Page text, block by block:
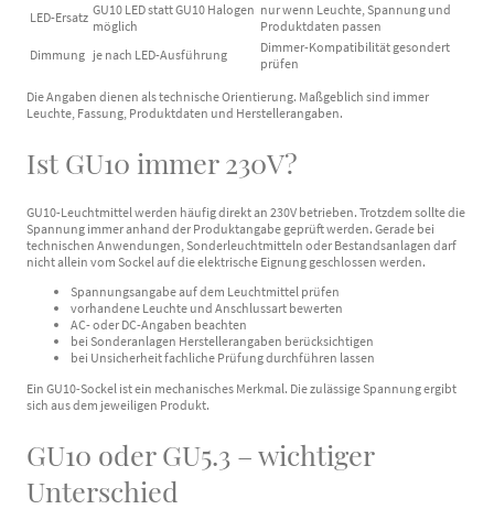
LED-Ersatz GU10 LED statt GU10 Halogen
möglich
nur wenn Leuchte, Spannung und
Produktdaten passen
Dimmung je nach LED-Ausführung
Dimmer-Kompatibilität gesondert
prüfen
Die Angaben dienen als technische Orientierung. Maßgeblich sind immer
Leuchte, Fassung, Produktdaten und Herstellerangaben.
Ist GU10 immer 230V?
GU10-Leuchtmittel werden häufig direkt an 230V betrieben. Trotzdem sollte die
Spannung immer anhand der Produktangabe geprüft werden. Gerade bei
technischen Anwendungen, Sonderleuchtmitteln oder Bestandsanlagen darf
nicht allein vom Sockel auf die elektrische Eignung geschlossen werden.
Spannungsangabe auf dem Leuchtmittel prüfen
vorhandene Leuchte und Anschlussart bewerten
AC- oder DC-Angaben beachten
bei Sonderanlagen Herstellerangaben berücksichtigen
bei Unsicherheit fachliche Prüfung durchführen lassen
Ein GU10-Sockel ist ein mechanisches Merkmal. Die zulässige Spannung ergibt
sich aus dem jeweiligen Produkt.
GU10 oder GU5.3 – wichtiger
Unterschied